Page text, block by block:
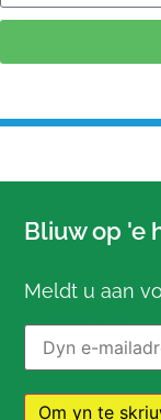
Bliuw op 'e
Meldt u aan